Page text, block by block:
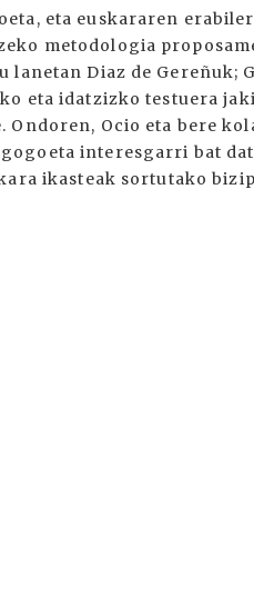
eta euskararen
metodologia
Diaz de Gereñuk;
eta idatzizko testuera
Ocio eta bere
interesgarri bat
ikasteak sortutako